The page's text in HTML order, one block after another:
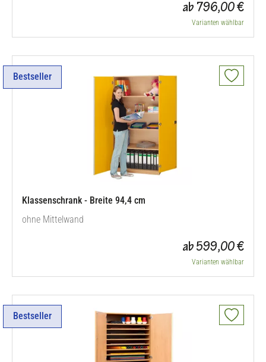
die starke Rückwand erreichen die Schränke eine hohe
Standfestigkeit und bringen somit Sicherheit in den
Klassenraum. Zusätzlich empfehlen wir hohe Schränke mit
ab 796,00 €
Varianten wählbar
Bestseller
Klassenschrank - Breite 94,4 cm
ohne Mittelwand
ab 599,00 €
Varianten wählbar
Bestseller